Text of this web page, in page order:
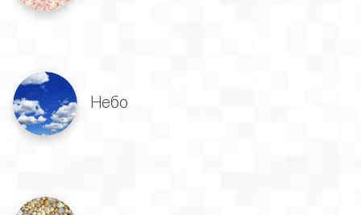
Небо